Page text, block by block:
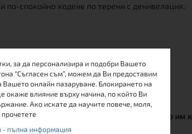
спокойно ходене по терени с денивелация.
европейски държави заради високото им
за да персонализира и подобри Вашето
“Съгласен съм”, можем да Ви предоставим
онлайн пазаруване. Блокирането на
окаже влияние върху начина, по който Ви
Ако искате да научите повече, моля,
прочетете
- пълна информация